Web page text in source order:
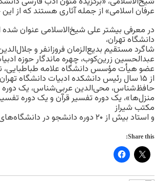
عرفان اسلامی» از جمله آثاری هستند که از
در معرفی بیشتر علی شیخ‌الاسلامی عنوان
دانشگاه تهران،
شاگرد مستقیم بدیع‌الزمان فروزانفر و
از ۱۵ سال رئیس دانشکده ادبیات دانشگاه
حافظ‌شناس، محی‌الدین عربی‌شناس، یک دوره
مکتب شیراز
و استاد بیش از ۲۰ دوره دانشجو در دانشگاه‌های تهران، علامه، تربیت معلم و آزاد.
Share this: